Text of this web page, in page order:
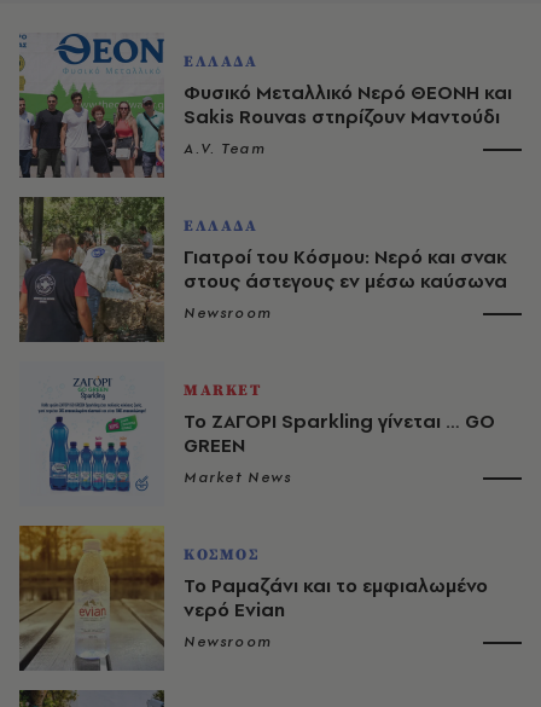
ΕΛΛΑΔΑ
Φυσικό Μεταλλικό Νερό ΘΕΟΝΗ και
Sakis Rouvas στηρίζουν Μαντούδι
A.V. Team
ΕΛΛΑΔΑ
Γιατροί του Κόσμου: Νερό και σνακ
στους άστεγους εν μέσω καύσωνα
Newsroom
MARKET
Το ΖΑΓΟΡΙ Sparkling γίνεται … GO
GREEN
Market News
ΚΟΣΜΟΣ
Το Ραμαζάνι και το εμφιαλωμένο
νερό Evian
Newsroom